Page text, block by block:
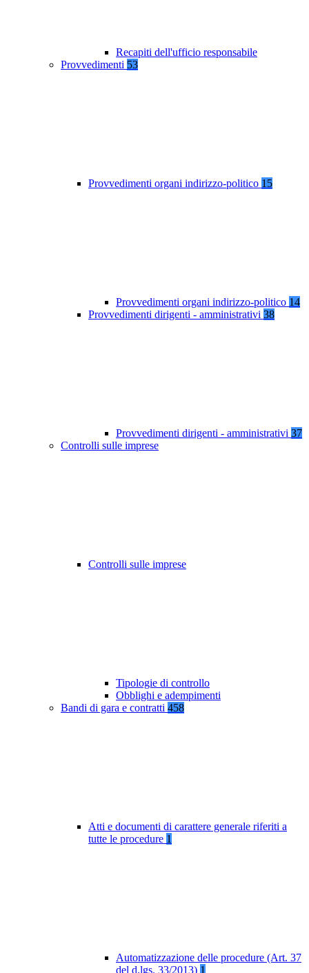
Recapiti dell'ufficio responsabile
Provvedimenti 53
Provvedimenti organi indirizzo-politico 15
Provvedimenti organi indirizzo-politico 14
Provvedimenti dirigenti - amministrativi 38
Provvedimenti dirigenti - amministrativi 37
Controlli sulle imprese
Controlli sulle imprese
Tipologie di controllo
Obblighi e adempimenti
Bandi di gara e contratti 458
Atti e documenti di carattere generale riferiti a
tutte le procedure 1
Automatizzazione delle procedure (Art. 37
del d.lgs. 33/2013) 1